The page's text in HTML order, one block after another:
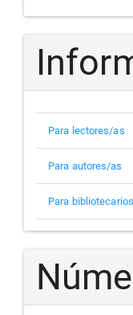
Para lectores/as
Para autores/as
Para